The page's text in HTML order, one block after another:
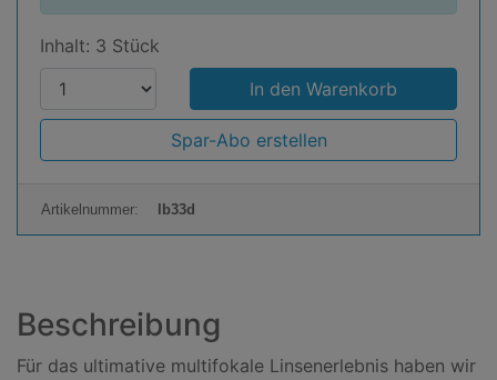
Inhalt: 3 Stück
r
d
k
t
z
Spar-Abo erstellen
Artikelnummer: lb33d
Beschreibung
Für das ultimative multifokale Linsenerlebnis haben wir